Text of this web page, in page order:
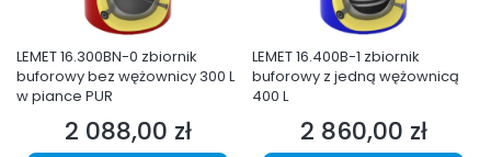
LEMET 16.300BN-0 zbiornik
buforowy bez wężownicy 300 L
w piance PUR
Cena
2 088,00 zł
LEMET 16.400B-1 zbiornik
buforowy z jedną wężownicą
400 L
Cena
2 860,00 zł